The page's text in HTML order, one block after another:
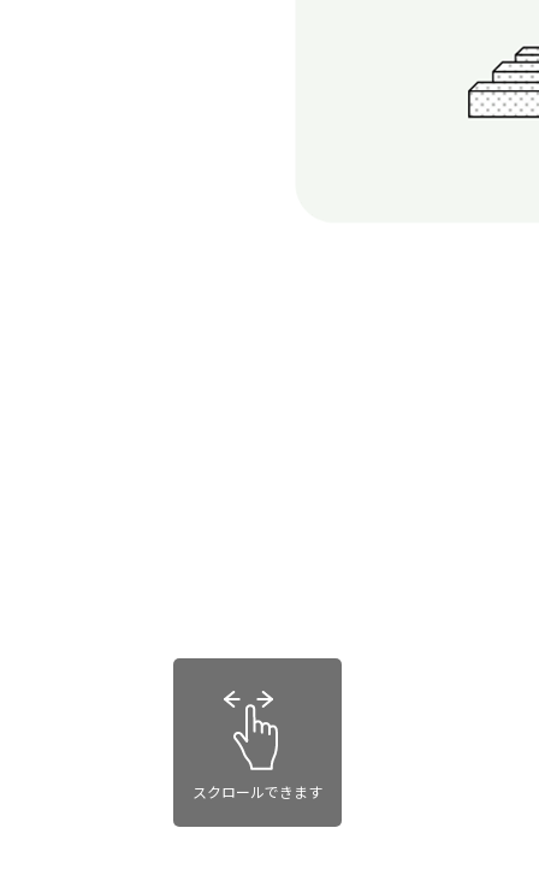
スクロールできます